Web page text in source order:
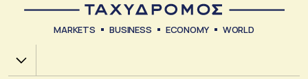
MARKETS BUSINESS ECONOMY WORLD
Χ.Α.